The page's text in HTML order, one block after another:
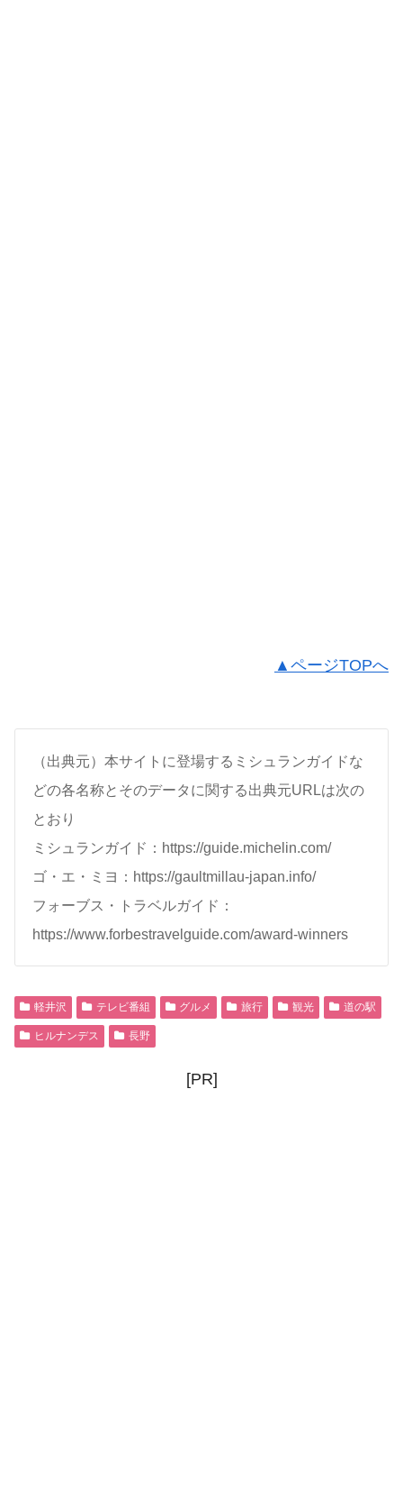
▲ページTOPへ
（出典元）本サイトに登場するミシュランガイドな
どの各名称とそのデータに関する出典元URLは次の
とおり
ミシュランガイド：https://guide.michelin.com/
ゴ・エ・ミヨ：https://gaultmillau-japan.info/
フォーブス・トラベルガイド：
https://www.forbestravelguide.com/award-winners
軽井沢 テレビ番組 グルメ 旅行 観光 道の駅
ヒルナンデス 長野
[PR]